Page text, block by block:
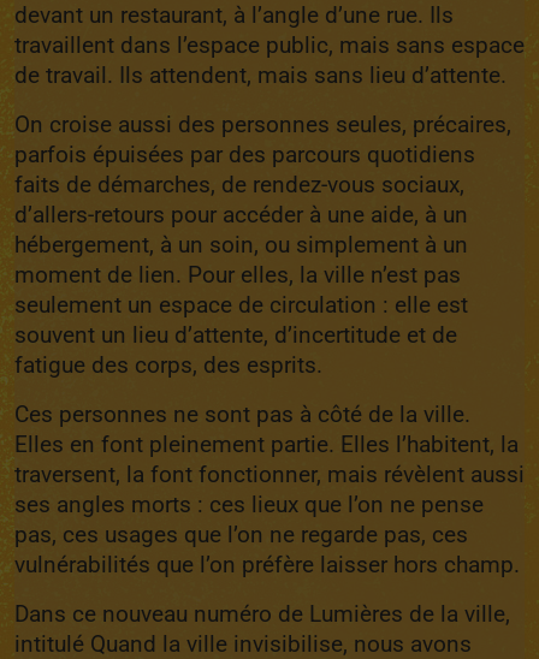
devant un restaurant, à l’angle d’une rue. Ils
travaillent dans l’espace public, mais sans espace
de travail. Ils attendent, mais sans lieu d’attente.
On croise aussi des personnes seules, précaires,
parfois épuisées par des parcours quotidiens
faits de démarches, de rendez-vous sociaux,
d’allers-retours pour accéder à une aide, à un
hébergement, à un soin, ou simplement à un
moment de lien. Pour elles, la ville n’est pas
seulement un espace de circulation : elle est
souvent un lieu d’attente, d’incertitude et de
fatigue des corps, des esprits.
Ces personnes ne sont pas à côté de la ville.
Elles en font pleinement partie. Elles l’habitent, la
traversent, la font fonctionner, mais révèlent aussi
ses angles morts : ces lieux que l’on ne pense
pas, ces usages que l’on ne regarde pas, ces
vulnérabilités que l’on préfère laisser hors champ.
Dans ce nouveau numéro de Lumières de la ville,
intitulé Quand la ville invisibilise, nous avons